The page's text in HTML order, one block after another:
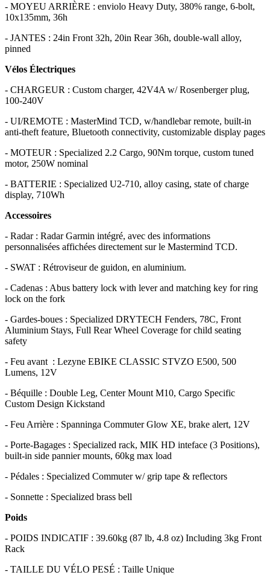
- MOYEU ARRIÈRE : enviolo Heavy Duty, 380% range, 6-bolt,
10x135mm, 36h
- JANTES : 24in Front 32h, 20in Rear 36h, double-wall alloy,
pinned
Vélos Électriques
- CHARGEUR : Custom charger, 42V4A w/ Rosenberger plug,
100-240V
- UI/REMOTE : MasterMind TCD, w/handlebar remote, built-in
anti-theft feature, Bluetooth connectivity, customizable display pages
- MOTEUR : Specialized 2.2 Cargo, 90Nm torque, custom tuned
motor, 250W nominal
- BATTERIE : Specialized U2-710, alloy casing, state of charge
display, 710Wh
Accessoires
- Radar : Radar Garmin intégré, avec des informations
personnalisées affichées directement sur le Mastermind TCD.
- SWAT : Rétroviseur de guidon, en aluminium.
- Cadenas : Abus battery lock with lever and matching key for ring
lock on the fork
- Gardes-boues : Specialized DRYTECH Fenders, 78C, Front
Aluminium Stays, Full Rear Wheel Coverage for child seating
safety
- Feu avant : Lezyne EBIKE CLASSIC STVZO E500, 500
Lumens, 12V
- Béquille : Double Leg, Center Mount M10, Cargo Specific
Custom Design Kickstand
- Feu Arrière : Spanninga Commuter Glow XE, brake alert, 12V
- Porte-Bagages : Specialized rack, MIK HD inteface (3 Positions),
built-in side pannier mounts, 60kg max load
- Pédales : Specialized Commuter w/ grip tape & reflectors
- Sonnette : Specialized brass bell
Poids
- POIDS INDICATIF : 39.60kg (87 lb, 4.8 oz) Including 3kg Front
Rack
- TAILLE DU VÉLO PESÉ : Taille Unique